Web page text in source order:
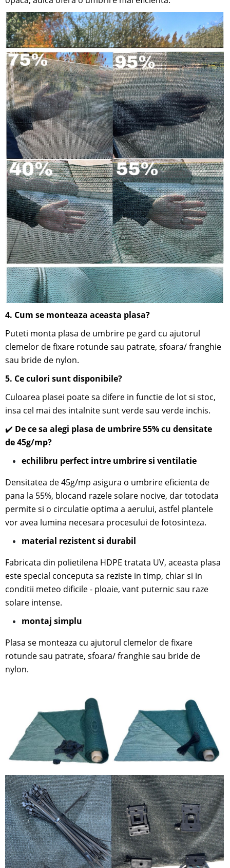
4. Cum se monteaza aceasta plasa?
Puteti monta plasa de umbrire pe gard cu ajutorul
clemelor de fixare rotunde sau patrate, sfoara/ franghie
sau bride de nylon.
5. Ce culori sunt disponibile?
Culoarea plasei poate sa difere in functie de lot si stoc,
insa cel mai des intalnite sunt verde sau verde inchis.
✔️ De ce sa alegi plasa de umbrire 55% cu densitate
de 45g/mp?
echilibru perfect intre umbrire si ventilatie
Densitatea de 45g/mp asigura o umbrire eficienta de
pana la 55%, blocand razele solare nocive, dar totodata
permite si o circulatie optima a aerului, astfel plantele
vor avea lumina necesara procesului de fotosinteza.
material rezistent si durabil
Fabricata din polietilena HDPE tratata UV, aceasta plasa
este special conceputa sa reziste in timp, chiar si in
conditii meteo dificile - ploaie, vant puternic sau raze
solare intense.
montaj simplu
Plasa se monteaza cu ajutorul clemelor de fixare
rotunde sau patrate, sfoara/ franghie sau bride de
nylon.